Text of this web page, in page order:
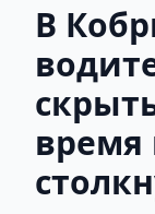
В
время